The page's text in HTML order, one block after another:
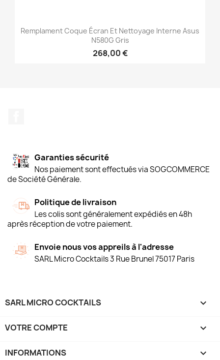
Remplament Coque Écran Et Nettoyage Interne Asus
N580G Gris
268,00 €
Garanties sécurité
Nos paiement sont effectués via SOGCOMMERCE
de Société Générale.
Politique de livraison
Les colis sont généralement expédiés en 48h
après réception de votre paiement.
Envoie nous vos appreils à l'adresse
SARL Micro Cocktails 3 Rue Brunel 75017 Paris
SARL MICRO COCKTAILS 
VOTRE COMPTE 
INFORMATIONS keyboard_arrow_down